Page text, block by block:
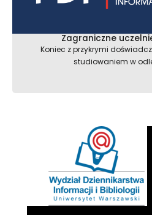
Zagraniczne
Koniec z przykrymi
studiowaniem w